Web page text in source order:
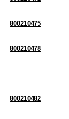
800210475
800210478
800210482